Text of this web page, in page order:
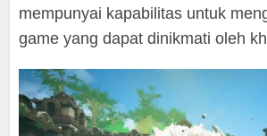
mempunyai kapabilitas untuk
game yang dapat dinikmati oleh